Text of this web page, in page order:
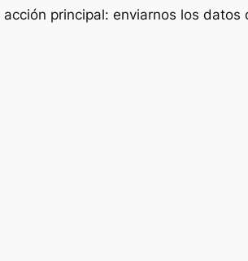
principal: enviarnos los datos